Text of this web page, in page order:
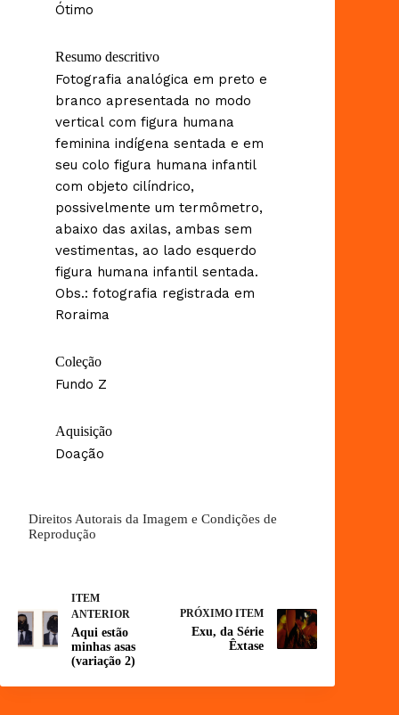
Ótimo
Resumo descritivo
Fotografia analógica em preto e
branco apresentada no modo
vertical com figura humana
feminina indígena sentada e em
seu colo figura humana infantil
com objeto cilíndrico,
possivelmente um termômetro,
abaixo das axilas, ambas sem
vestimentas, ao lado esquerdo
figura humana infantil sentada.
Obs.: fotografia registrada em
Roraima
Coleção
Fundo Z
Aquisição
Doação
Direitos Autorais da Imagem e Condições de
Reprodução
ITEM
ANTERIOR
Aqui estão
minhas asas
(variação 2)
PRÓXIMO ITEM
Exu, da Série
Êxtase